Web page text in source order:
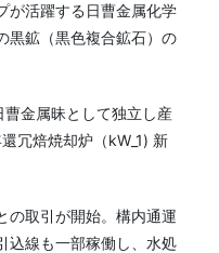
が活躍する日曹金属化学
黒鉱（黒色複合鉱石）の
金属昧として独立し産
冗焙焼却炉（kW_1) 新
の取引が開始。構内通運
込線も一部稼働し、水処